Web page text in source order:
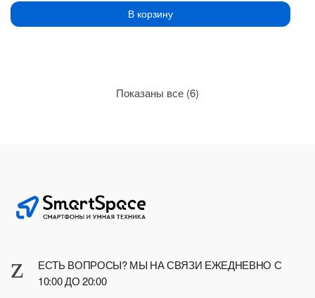
В корзину
Показаны все (6)
ЕСТЬ ВОПРОСЫ? МЫ НА СВЯЗИ ЕЖЕДНЕВНО С
10:00 ДО 20:00